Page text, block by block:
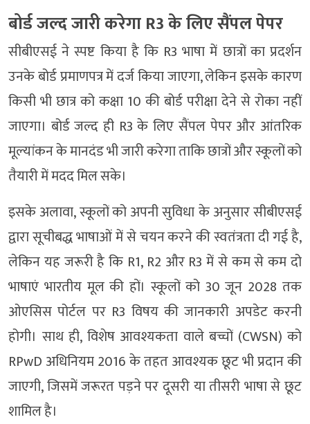
बोर्ड जल्द जारी करेगा R3 के लिए सैंपल पेपर
सीबीएसई ने स्पष्ट किया है कि R3 भाषा में छात्रों का प्रदर्शन
उनके बोर्ड प्रमाणपत्र में दर्ज किया जाएगा, लेकिन इसके कारण
किसी भी छात्र को कक्षा 10 की बोर्ड परीक्षा देने से रोका नहीं
जाएगा। बोर्ड जल्द ही R3 के लिए सैंपल पेपर और आंतरिक
मूल्यांकन के मानदंड भी जारी करेगा ताकि छात्रों और स्कूलों को
तैयारी में मदद मिल सके।
इसके अलावा, स्कूलों को अपनी सुविधा के अनुसार सीबीएसई
द्वारा सूचीबद्ध भाषाओं में से चयन करने की स्वतंत्रता दी गई है,
लेकिन यह जरूरी है कि R1, R2 और R3 में से कम से कम दो
भाषाएं भारतीय मूल की हों। स्कूलों को 30 जून 2028 तक
ओएसिस पोर्टल पर R3 विषय की जानकारी अपडेट करनी
होगी। साथ ही, विशेष आवश्यकता वाले बच्चों (CWSN) को
RPwD अधिनियम 2016 के तहत आवश्यक छूट भी प्रदान की
जाएगी, जिसमें जरूरत पड़ने पर दूसरी या तीसरी भाषा से छूट
शामिल है।